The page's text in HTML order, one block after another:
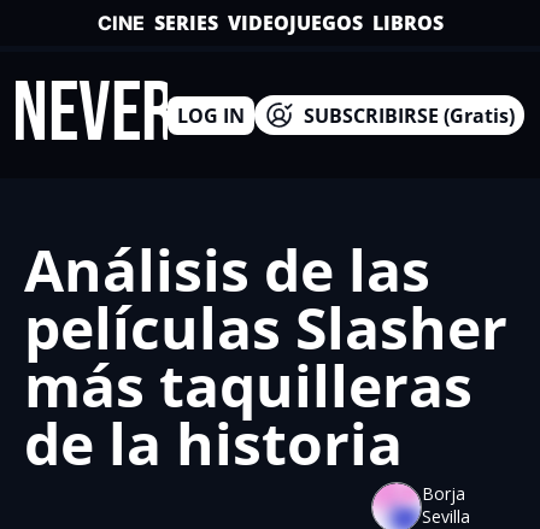
CINE SERIES VIDEOJUEGOS LIBROS
LOG IN SUBSCRIBIRSE (Gratis)
Análisis de las
películas Slasher
más taquilleras
de la historia
Borja
Sevilla